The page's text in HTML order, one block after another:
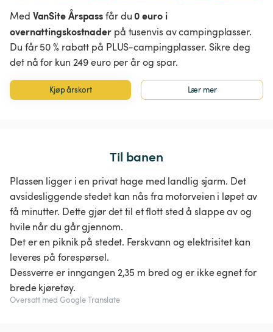
Med VanSite Årspassfår du0 euro i
overnattingskostnaderpå tusenvis av campingplasser.
Du får 50 % rabatt på PLUS-campingplasser. Sikre deg
det nå for kun 249 euro per år og spar.
Kjøp årskort Lær mer
Til banen
Plassen ligger i en privat hage med landlig sjarm. Det
avsidesliggende stedet kan nås fra motorveien i løpet av
få minutter. Dette gjør det til et flott sted å slappe av og
hvile når du går gjennom.
Det er en piknik på stedet. Ferskvann og elektrisitet kan
leveres på forespørsel.
Dessverre er inngangen 2,35 m bred og er ikke egnet for
brede kjøretøy.
Oversatt med Google Translate